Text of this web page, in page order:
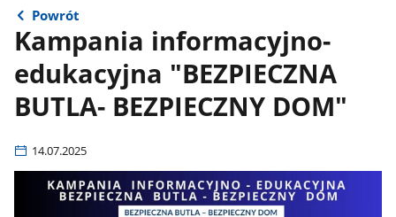
Powrót
Kampania informacyjno-
edukacyjna "BEZPIECZNA
BUTLA- BEZPIECZNY DOM"
14.07.2025